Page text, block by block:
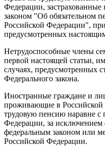
Федерации,
законом "Об обязательном
Российской Федерации",
предусмотренных
Нетрудоспособные члены
первой настоящей статьи,
случаях, предусмотренных
Федерального закона.
Иностранные граждане и
проживающие в
трудовую пенсию наравне с
Федерации, за исключением
федеральным законом или
Российской Федерации.